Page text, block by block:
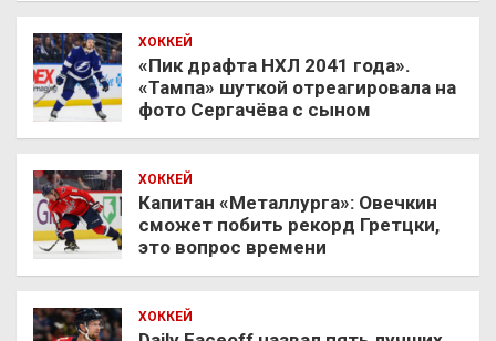
ХОККЕЙ
«Пик драфта НХЛ 2041 года».
«Тампа» шуткой отреагировала на
фото Сергачёва с сыном
ХОККЕЙ
Капитан «Металлурга»: Овечкин
сможет побить рекорд Гретцки,
это вопрос времени
ХОККЕЙ